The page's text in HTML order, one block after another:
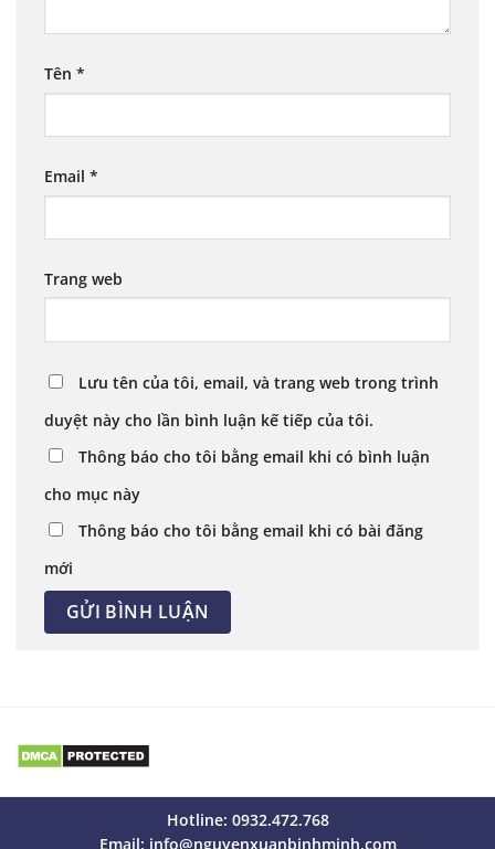
Tên *
Email *
Trang web
Lưu tên của tôi, email, và trang web trong trình
duyệt này cho lần bình luận kế tiếp của tôi.
Thông báo cho tôi bằng email khi có bình luận
cho mục này
Thông báo cho tôi bằng email khi có bài đăng
mới
Hotline: 0932.472.768
Email: info@nguyenxuanbinhminh.com